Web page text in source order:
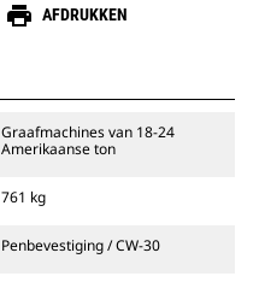
print AFDRUKKEN
Graafmachines van 18-24
Amerikaanse ton
761 kg
Penbevestiging / CW-30